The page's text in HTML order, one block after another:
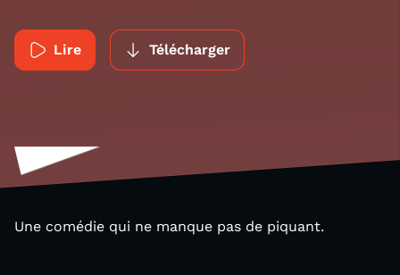
Lire Télécharger
Une comédie qui ne manque pas de piquant.